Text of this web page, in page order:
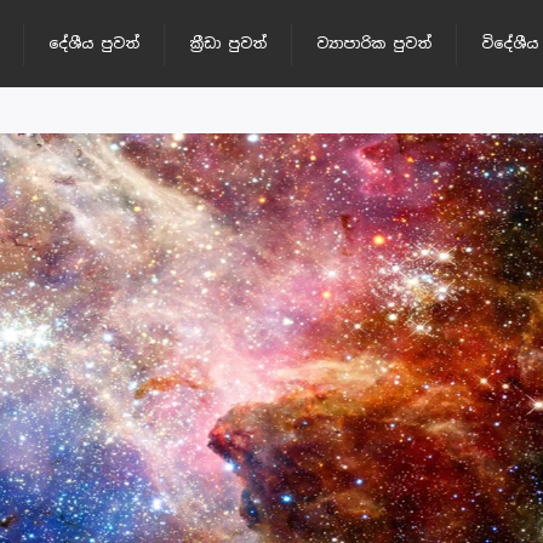
දේශීය පුවත් ක්‍රීඩා පුවත් ව්‍යාපාරික පුවත්